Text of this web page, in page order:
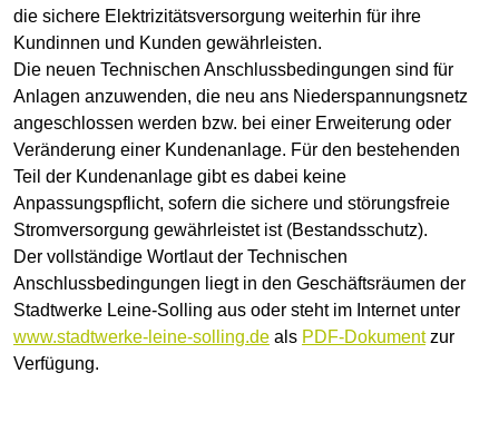
die sichere Elektrizitätsversorgung weiterhin für ihre
Kundinnen und Kunden gewährleisten.
Die neuen Technischen Anschlussbedingungen sind für
Anlagen anzuwenden, die neu ans Niederspannungsnetz
angeschlossen werden bzw. bei einer Erweiterung oder
Veränderung einer Kundenanlage. Für den bestehenden
Teil der Kundenanlage gibt es dabei keine
Anpassungspflicht, sofern die sichere und störungsfreie
Stromversorgung gewährleistet ist (Bestandsschutz).
Der vollständige Wortlaut der Technischen
Anschlussbedingungen liegt in den Geschäftsräumen der
Stadtwerke Leine-Solling aus oder steht im Internet unter
www.stadtwerke-leine-solling.de als PDF-Dokumentzur
Verfügung.